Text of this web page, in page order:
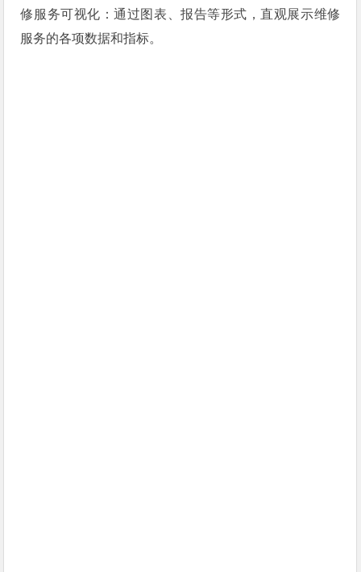
修服务可视化：通过图表、报告等形式，直观展示维修
服务的各项数据和指标。